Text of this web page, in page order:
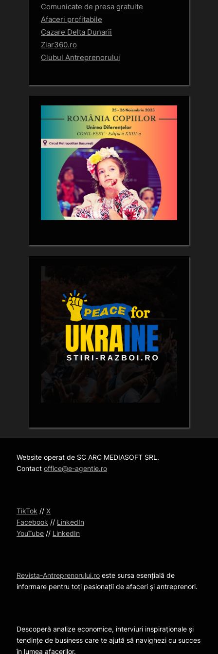
Comunicate de presa gratuite
Afaceri profitabile
Cazare Delta Dunarii
Ziar360.ro
Clubul Antreprenorului
Website operat de SC ARC MEDIASOFT SRL.
Contact office@e-agentie.ro
TikTok // X
Facebook // LinkedIn
YouTube // LinkedIn
Revista-Antreprenorului.ro este sursa esențială de
informare pentru toți pasionații de afaceri și antreprenori.
Descoperă analize economice, interviuri inspiraționale și
tendințe de business care te ajută să navighezi cu succes
în lumea afacerilor.